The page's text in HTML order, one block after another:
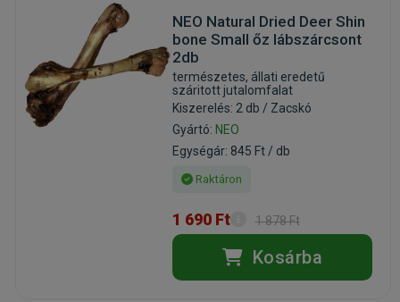
NEO Natural Dried Deer Shin
bone Small őz lábszárcsont
2db
természetes, állati eredetű
száritott jutalomfalat
Kiszerelés: 2 db / Zacskó
Gyártó: NEO
Egységár: 845 Ft / db
Raktáron
1 690 Ft 1 878 Ft
Kosárba